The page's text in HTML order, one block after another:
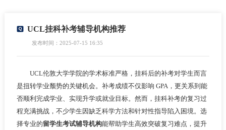
UCL挂科补考辅导机构推荐
发布时间：2025-07-15 16:35
UCL伦敦大学学院的学术标准严格，挂科后的补考对学生而言
是扭转学业颓势的关键机会。补考成绩不仅影响 GPA，更关系到能
否顺利完成学业、实现升学或就业目标。然而，挂科补考的复习过
程充满挑战，不少学生因缺乏科学方法和针对性指导陷入困境。选
择专业的留学生考试辅导机构能帮助学生高效突破复习难点，提升